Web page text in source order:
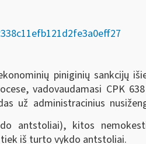
piniginių sankcijų
vadovaudamasi CPK
už administracinius
antstoliai), kitos
iš turto vykdo antstoliai.